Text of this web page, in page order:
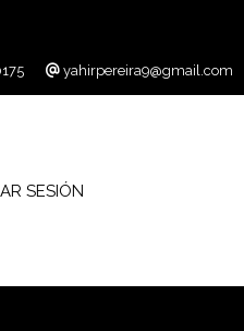
yahirpereira9@gmail.com
SESIÓN